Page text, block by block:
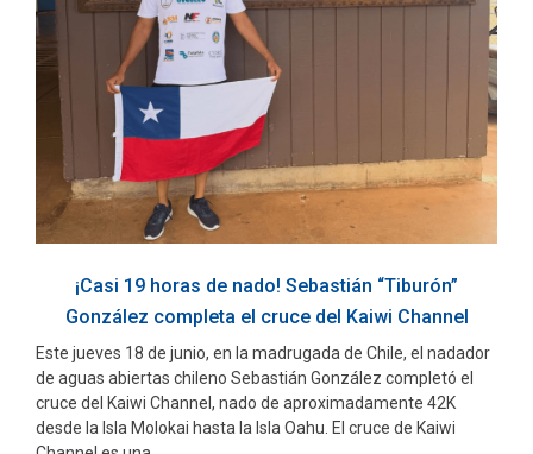
¡Casi 19 horas de nado! Sebastián “Tiburón”
González completa el cruce del Kaiwi Channel
Este jueves 18 de junio, en la madrugada de Chile, el nadador
de aguas abiertas chileno Sebastián González completó el
cruce del Kaiwi Channel, nado de aproximadamente 42K
desde la Isla Molokai hasta la Isla Oahu. El cruce de Kaiwi